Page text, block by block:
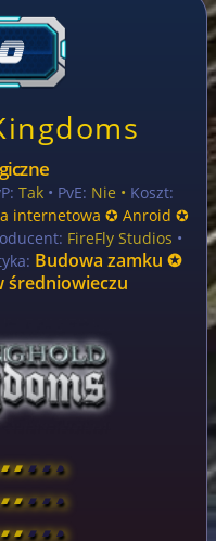
Tak• PvE: Nie • Koszt:
internetowa ✪ Anroid ✪
FireFly Studios •
Budowa zamku ✪
średniowieczu
\ \ \ \ ]
\ \ \ \ ]
\ \ \ \ ]